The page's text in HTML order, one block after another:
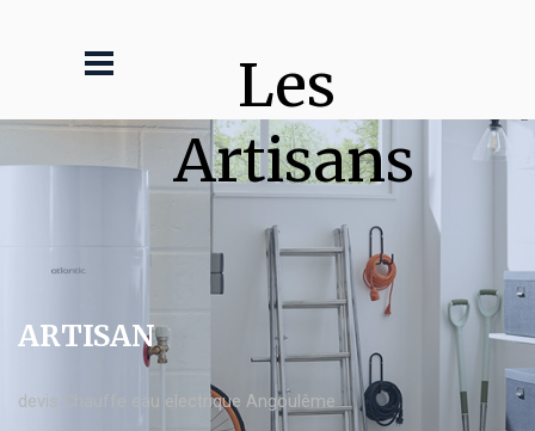
Les
Artisans
ARTISAN
devis Chauffe eau electrique Angoulême